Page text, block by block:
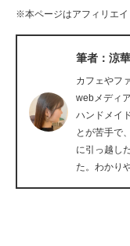
モノづくり技術者専
エレクトロニクス専
電子設計の基本と応用
エネルギーの専門メ
建設×テクノロジー
ちょっと気になるネ
※本ページはアフィリエ
筆者：涼華
カフェやフ
webメディ
ハンドメイ
とが苦手で
に引っ越し
た。わかり